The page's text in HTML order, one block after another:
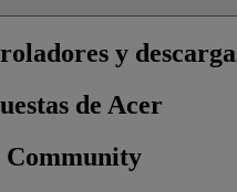
y
de Acer
Community